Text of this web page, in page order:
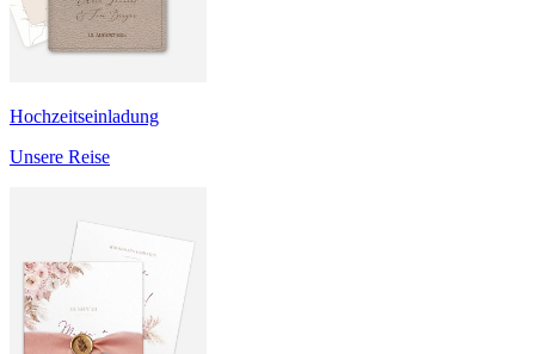
Hochzeitseinladung
Unsere Reise